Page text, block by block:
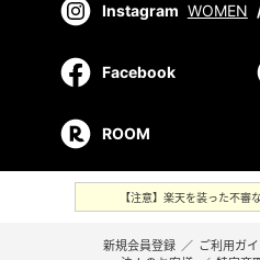
Instagram WOMEN
Facebook
ROOM
【注意】楽天を装った不審
新規会員登録 ／ ご利用ガ